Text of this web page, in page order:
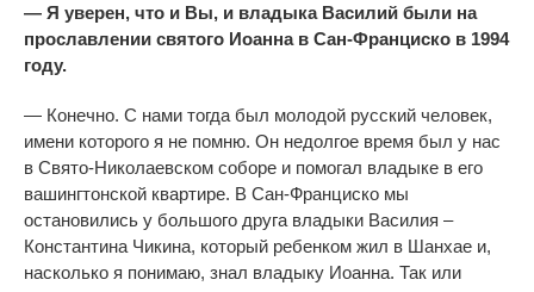
— Я уверен, что и Вы, и владыка Василий были на
прославлении святого Иоанна в Сан-Франциско в 1994
году.
— Конечно. С нами тогда был молодой русский человек,
имени которого я не помню. Он недолгое время был у нас
в Свято-Николаевском соборе и помогал владыке в его
вашингтонской квартире. В Сан-Франциско мы
остановились у большого друга владыки Василия –
Константина Чикина, который ребенком жил в Шанхае и,
насколько я понимаю, знал владыку Иоанна. Так или